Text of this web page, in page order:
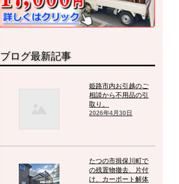
ブログ最新記事
姫路市内お引越のご
相談から不用品の引
取り。
2026年4月30日
たつの市揖保川町で
の残置物撤去、片付
け、カーポート解体